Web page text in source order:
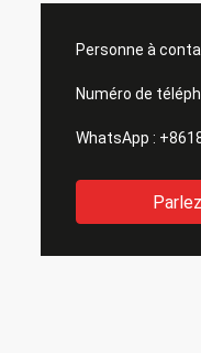
Personne à
Numéro de
WhatsApp :